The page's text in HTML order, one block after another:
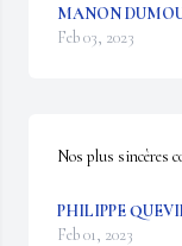
MANON
Feb 03, 2023
Nos plus sincères
PHILIPPE
Feb 01, 2023